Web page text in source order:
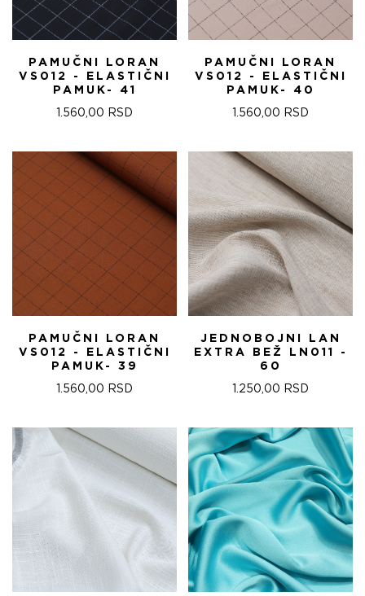
PAMUČNI LORAN
VS012 - ELASTIČNI
PAMUK- 41
1.560,00 RSD
PAMUČNI LORAN
VS012 - ELASTIČNI
PAMUK- 40
1.560,00 RSD
PAMUČNI LORAN
VS012 - ELASTIČNI
PAMUK- 39
1.560,00 RSD
JEDNOBOJNI LAN
EXTRA BEŽ LN011 -
60
1.250,00 RSD